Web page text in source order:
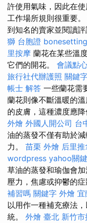
許使用氣味，因此在
工作場所規則很重要
到知名的賣家並閱讀
獅 台胞證
里按摩 蘭花在某些溫
它們的開花。 會議點
旅行社代辦護照 關鍵
帳士 解答 一些蘭花需
蘭花則像不斷溫暖的
的皮膚，這種濃度應
外燴 外國人開公司 台
油的蒸發不僅有助於
力。 苗栗 外燴 后里推
wordpress yahoo關
草油的蒸發和瑜伽會
壓力，焦慮或抑鬱的
補習嗎 關鍵字 外燴 宜
以用作一種補充療法
統。 外燴 臺北 新竹